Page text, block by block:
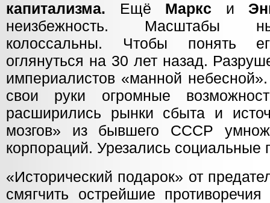
капитализма. Ещё Маркс и
неизбежность. Масштабы
колоссальны. Чтобы понять
оглянуться на 30 лет назад.
империалистов «манной
свои руки огромные
расширились рынки сбыта и
мозгов» из бывшего СССР
корпораций. Урезались
«Исторический подарок» от
смягчить острейшие